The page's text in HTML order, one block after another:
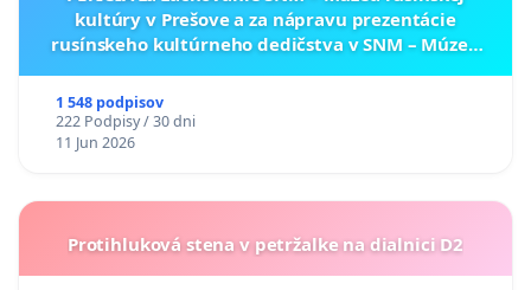
kultúry v Prešove a za nápravu prezentácie
rusínskeho kultúrneho dedičstva v SNM – Múzeu
1 548 podpisov
222 Podpisy / 30 dni
11 Jun 2026
Protihluková stena v petržalke na dialnici D2